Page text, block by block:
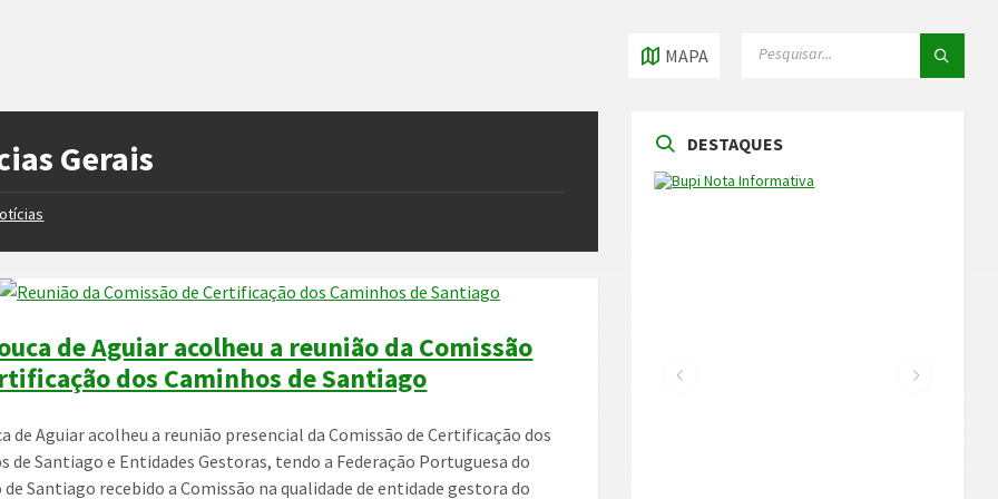
MAPA
PESQUISAR
Gerais
de Aguiar acolheu a reunião da Comissão
dos Caminhos de Santiago
de Aguiar acolheu a reunião presencial da Comissão de Certificação dos
de Santiago e Entidades Gestoras, tendo a Federação Portuguesa do
Santiago recebido a Comissão na qualidade de entidade gestora do
DESTAQUES